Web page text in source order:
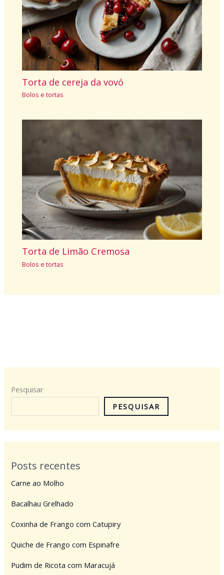
Torta de cereja da vovó
Bolos e tortas
Torta de Limão Cremosa
Bolos e tortas
Pesquisar
PESQUISAR
Posts recentes
Carne ao Molho
Bacalhau Grelhado
Coxinha de Frango com Catupiry
Quiche de Frango com Espinafre
Pudim de Ricota com Maracujá